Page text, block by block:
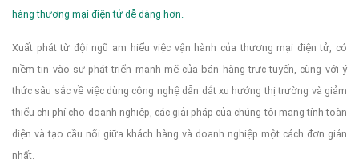
hàng thương mại điện tử dễ dàng hơn.
Xuất phát từ đội ngũ am hiểu việc vận hành của thương mại điện tử, có
niềm tin vào sự phát triển mạnh mẽ của bán hàng trực tuyến, cùng với ý
thức sâu sắc về việc dùng công nghệ dẫn dắt xu hướng thị trường và giảm
thiểu chi phí cho doanh nghiệp, các giải pháp của chúng tôi mang tính toàn
diện và tạo cầu nối giữa khách hàng và doanh nghiệp một cách đơn giản
nhất.